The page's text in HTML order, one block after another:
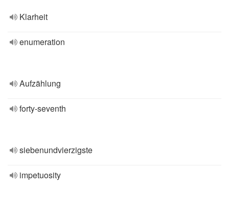
Klarheit
enumeration
Aufzählung
forty-seventh
siebenundvierzigste
impetuosity